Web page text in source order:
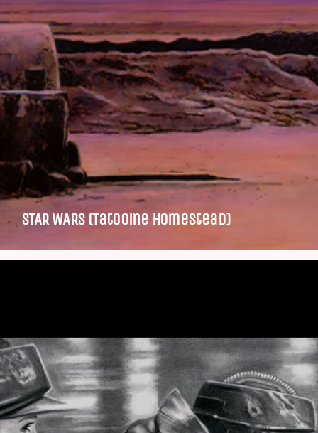
STAR WARS (Tatooine Homestead)